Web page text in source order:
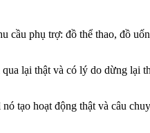
cầu phụ trợ: đồ thể thao, đồ
lại thật và có lý do dừng lại
tạo hoạt động thật và câu